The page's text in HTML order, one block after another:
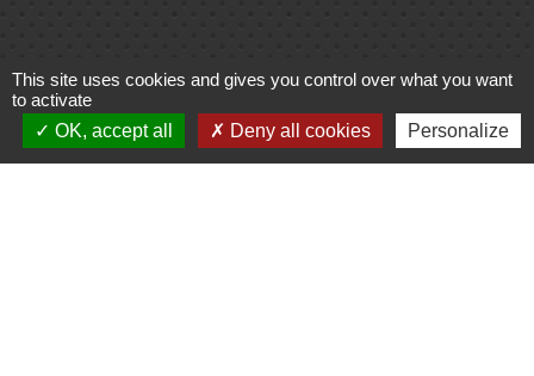
Jumelages
Comité de jumelage de Gençay et sa
région
This site uses cookies and gives you control over what you want
to activate
OK, accept all
Deny all cookies Personalize